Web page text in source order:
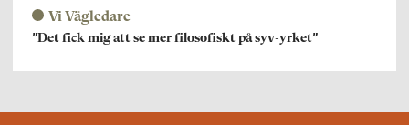
Vi Vägledare
”Det fick mig att se mer filosofiskt på syv-yrket”